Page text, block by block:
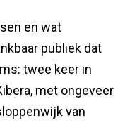
en wat
publiek dat
twee keer in
met ongeveer
van